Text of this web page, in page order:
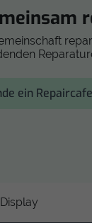
ein Repaircafe